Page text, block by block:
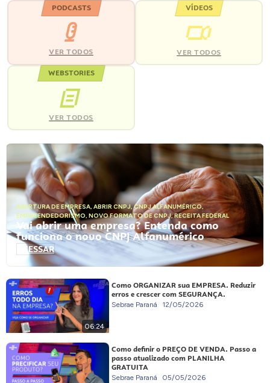
PODCASTS
VER TODOS
VÍDEOS
VER TODOS
WEBSTORIES
VER TODOS
ABERTURA DE EMPRESA, ABRIR CNPJ,CNPJ ALFANUMÉRICO,
EMPREENDEDORISMO, NOVO FORMATO DE CNPJ,RECEITA FEDERAL
Vai abrir uma empresa? Entenda como
funciona o novo CNPJ Alfanumérico
ACESSAR
06:24
Como ORGANIZAR sua EMPRESA. Reduzir
erros e crescer com SEGURANÇA.
Sebrae Paraná 12/05/2026
Como definir o PREÇO DE VENDA. Passo a
passo atualizado com PLANILHA
GRATUITA
Sebrae Paraná 05/05/2026